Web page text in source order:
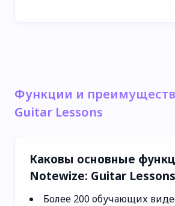
Функции и
Guitar Lessons
Каковы основные
Notewize: Guitar
Более 200 обучающих